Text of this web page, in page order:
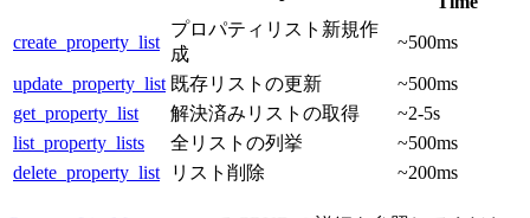
create_property_list
プロパティリスト新規作
成
~500ms
update_property_list 既存リストの更新
~500ms
get_property_list
解決済みリストの取得
~2-5s
list_property_lists
全リストの列挙
~500ms
delete_property_list
リスト削除 ~200ms